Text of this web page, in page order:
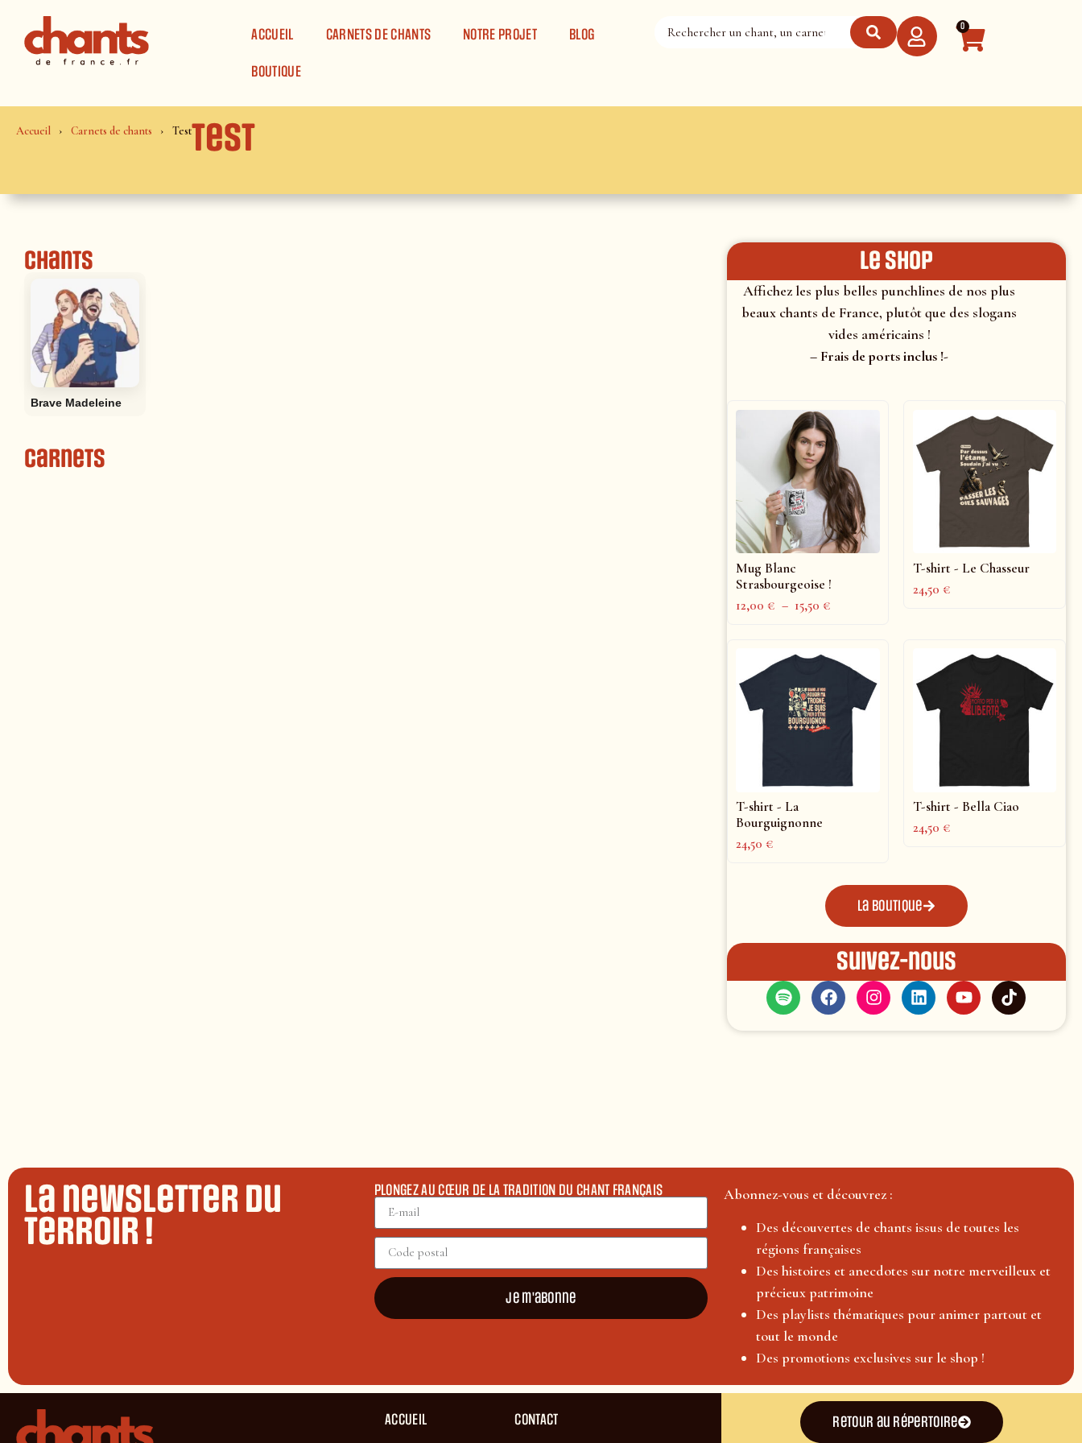
ACCUEIL
CARNETS DE CHANTS NOTRE PROJET BLOG
BOUTIQUE
0
Accueil Carnets de chants TestTest
Chants
Brave Madeleine
Carnets
le shop
Affichez les plus belles punchlines de nos plus
beaux chants de France, plutôt que des slogans
vides américains !
– Frais de ports inclus !-
Mug Blanc
Strasbourgeoise !
12,00€ – 15,50€
T-shirt - Le Chasseur
24,50€
T-shirt - La
Bourguignonne
24,50€
T-shirt - Bella Ciao
24,50€
La boutique
Suivez-nous
La newsletter du
terroir !
PLONGEZ AU CŒUR DE LA TRADITION DU CHANT FRANÇAIS
Je m'abonne
Abonnez-vous et découvrez :
Des découvertes de chants issus de toutes les
régions françaises
Des histoires et anecdotes sur notre merveilleux et
précieux patrimoine
Des playlists thématiques pour animer partout et
tout le monde
Des promotions exclusives sur le shop !
ACCUEIL CONTACT Retour au répertoire